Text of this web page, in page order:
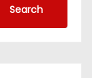
Search